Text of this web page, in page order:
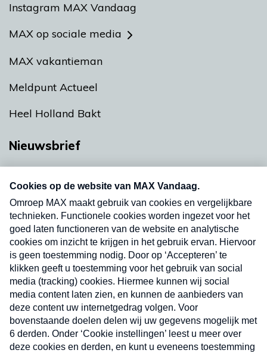
Instagram MAX Vandaag
MAX op sociale media
MAX vakantieman
Meldpunt Actueel
Heel Holland Bakt
Nieuwsbrief
nieuwsbrief. Elke vrijdag- en dinsdagochtend in
uw mailbox.
Verzend
Nieuwsbrief